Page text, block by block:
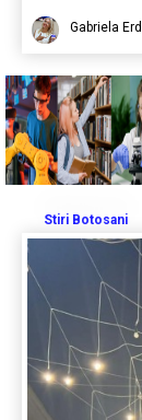
Gabriela
Stiri Botosani